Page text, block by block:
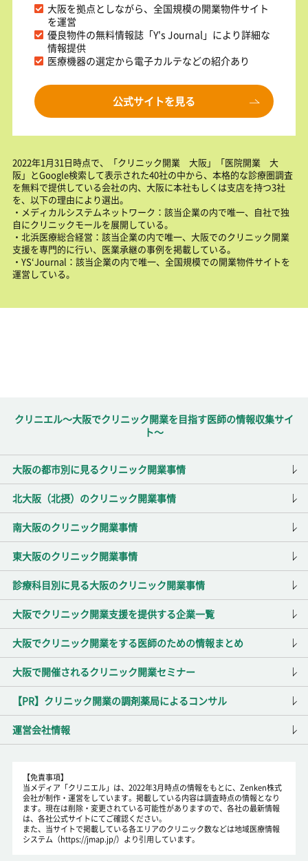
大阪を拠点としながら、全国規模の開業物件サイト
を運営
優良物件の無料情報誌「Y's Journal」により詳細な
情報提供
医療機器の選定から電子カルテなどの紹介あり
公式サイトを見る
2022年1月31日時点で、「クリニック開業 大阪」「医院開業 大
阪」とGoogle検索して表示された40社の中から、本格的な診療圏調査
を無料で提供している会社の内、大阪に本社もしくは支店を持つ3社
を、以下の理由により選出。
・メディカルシステムネットワーク：該当企業の内で唯一、自社で独
自にクリニックモールを展開している。
・北浜医療総合経営：該当企業の内で唯一、大阪でのクリニック開業
支援を専門的に行い、医業承継の事例を掲載している。
・YS‘Journal：該当企業の内で唯一、全国規模での開業物件サイトを
運営している。
クリニエル～大阪でクリニック開業を目指す医師の情報収集サイ
ト～
大阪の都市別に見るクリニック開業事情
北大阪（北摂）のクリニック開業事情
南大阪のクリニック開業事情
東大阪のクリニック開業事情
診療科目別に見る大阪のクリニック開業事情
大阪でクリニック開業支援を提供する企業一覧
大阪でクリニック開業をする医師のための情報まとめ
大阪で開催されるクリニック開業セミナー
【PR】クリニック開業の調剤薬局によるコンサル
運営会社情報
【免責事項】
当メディア「クリニエル」は、2022年3月時点の情報をもとに、Zenken株式
会社が制作・運営をしています。掲載している内容は調査時点の情報となり
ます。現在は削除・変更されている可能性がありますので、各社の最新情報
は、各社公式サイトにてご確認ください。
また、当サイトで掲載している各エリアのクリニック数などは地域医療情報
システム（https://jmap.jp/）より引用しています。